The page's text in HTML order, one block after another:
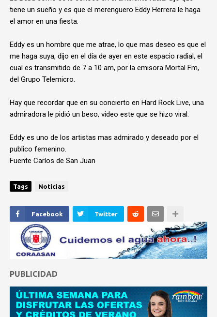
tiene un sueño y es que el merenguero Eddy Herrera le haga
el amor en una fiesta.
Eddy es un hombre que me atrae, lo que mas deseo es que el
me haga suya, dijo en el día de ayer en este espacio radial, el
cual es transmitido de 7 a 10 am, por la emisora Mortal Fm,
del Grupo Telemicro.
Hay que recordar que en su concierto en Hard Rock Live, una
admiradora le pidió un beso, video este que se hizo viral.
Eddy es uno de los artistas mas admirado y deseado por el
publico femenino.
Fuente Carlos de San Juan
Tags Noticias
Facebook Twitter
PUBLICIDAD